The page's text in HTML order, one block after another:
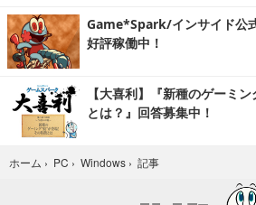
Game*Spark/インサイド公
好評稼働中！
【大喜利】『新種のゲーミ
とは？』回答募集中！
ホーム › PC › Windows › 記事